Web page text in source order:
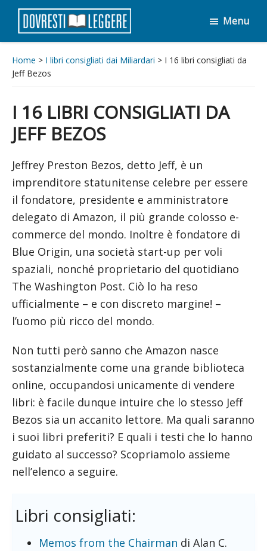
Passa
contenuto
principale
Passa
piè
pagina
Dovresti
Menu
Home > I libri consigliati dai Miliardari > I 16 libri consigliati da
Jeff Bezos
I 16 LIBRI CONSIGLIATI DA
JEFF BEZOS
Jeffrey Preston Bezos, detto Jeff, è un
imprenditore statunitense celebre per essere
il fondatore, presidente e amministratore
delegato di Amazon, il più grande colosso e-
commerce del mondo. Inoltre è fondatore di
Blue Origin, una società start-up per voli
spaziali, nonché proprietario del quotidiano
The Washington Post. Ciò lo ha reso
ufficialmente – e con discreto margine! –
l’uomo più ricco del mondo.
Non tutti però sanno che Amazon nasce
sostanzialmente come una grande biblioteca
online, occupandosi unicamente di vendere
libri: è facile dunque intuire che lo stesso Jeff
Bezos sia un accanito lettore. Ma quali saranno
i suoi libri preferiti? E quali i testi che lo hanno
guidato al successo? Scopriamolo assieme
nell’elenco a seguire.
Libri consigliati:
Memos from the Chairman di Alan C.